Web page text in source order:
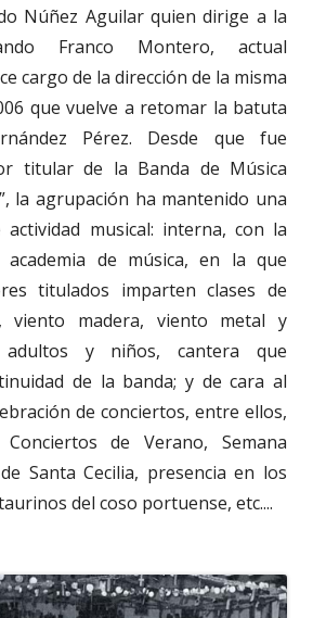
Núñez Aguilar quien dirige a la
Franco Montero, actual
cargo de la dirección de la misma
que vuelve a retomar la batuta
Pérez. Desde que fue
titular de la Banda de Música
la agrupación ha mantenido una
actividad musical: interna, con la
de música, en la que
titulados imparten clases de
viento madera, viento metal y
adultos y niños, cantera que
de la banda; y de cara al
de conciertos, entre ellos,
de Verano, Semana
Santa Cecilia, presencia en los
del coso portuense, etc....